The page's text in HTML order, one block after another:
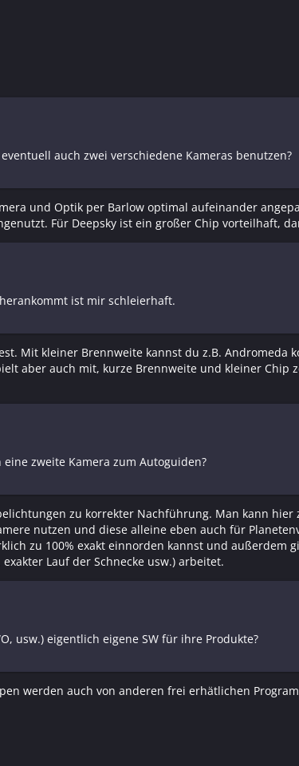
auch zwei verschiedene Kameras benutzen?
und Optik per Barlow optimal aufeinander
Für Deepsky ist ein großer Chip vorteilhaft,
ist mir schleierhaft.
Mit kleiner Brennweite kannst du z.B.
aber auch mit, kurze Brennweite und kleiner Chip
zweite Kamera zum Autoguiden?
zu korrekter Nachführung. Man kann hier
nutzen und diese alleine eben auch für
zu 100% exakt einnorden kannst und außerdem
Lauf der Schnecke usw.) arbeitet.
usw.) eigentlich eigene SW für ihre Produkte?
werden auch von anderen frei erhätlichen